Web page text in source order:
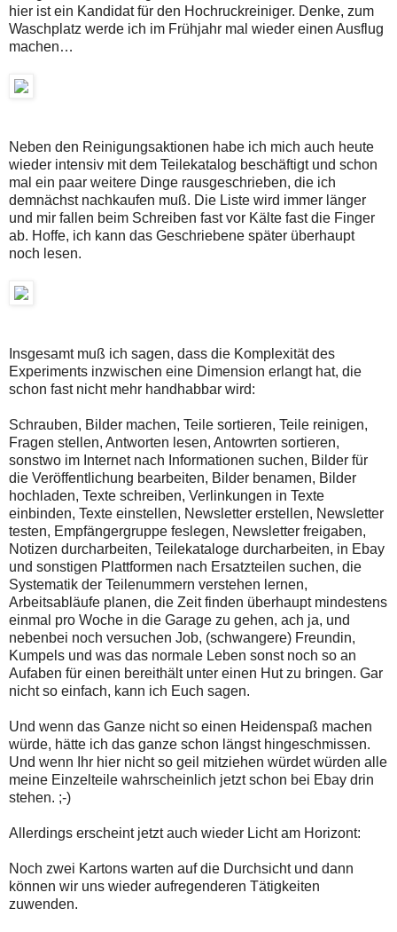
hier ist ein Kandidat für den Hochruckreiniger. Denke, zum
Waschplatz werde ich im Frühjahr mal wieder einen Ausflug
machen…
Neben den Reinigungsaktionen habe ich mich auch heute
wieder intensiv mit dem Teilekatalog beschäftigt und schon
mal ein paar weitere Dinge rausgeschrieben, die ich
demnächst nachkaufen muß. Die Liste wird immer länger
und mir fallen beim Schreiben fast vor Kälte fast die Finger
ab. Hoffe, ich kann das Geschriebene später überhaupt
noch lesen.
Insgesamt muß ich sagen, dass die Komplexität des
Experiments inzwischen eine Dimension erlangt hat, die
schon fast nicht mehr handhabbar wird:
Schrauben, Bilder machen, Teile sortieren, Teile reinigen,
Fragen stellen, Antworten lesen, Antowrten sortieren,
sonstwo im Internet nach Informationen suchen, Bilder für
die Veröffentlichung bearbeiten, Bilder benamen, Bilder
hochladen, Texte schreiben, Verlinkungen in Texte
einbinden, Texte einstellen, Newsletter erstellen, Newsletter
testen, Empfängergruppe feslegen, Newsletter freigaben,
Notizen durcharbeiten, Teilekataloge durcharbeiten, in Ebay
und sonstigen Plattformen nach Ersatzteilen suchen, die
Systematik der Teilenummern verstehen lernen,
Arbeitsabläufe planen, die Zeit finden überhaupt mindestens
einmal pro Woche in die Garage zu gehen, ach ja, und
nebenbei noch versuchen Job, (schwangere) Freundin,
Kumpels und was das normale Leben sonst noch so an
Aufaben für einen bereithält unter einen Hut zu bringen. Gar
nicht so einfach, kann ich Euch sagen.
Und wenn das Ganze nicht so einen Heidenspaß machen
würde, hätte ich das ganze schon längst hingeschmissen.
Und wenn Ihr hier nicht so geil mitziehen würdet würden alle
meine Einzelteile wahrscheinlich jetzt schon bei Ebay drin
stehen. ;-)
Allerdings erscheint jetzt auch wieder Licht am Horizont:
Noch zwei Kartons warten auf die Durchsicht und dann
können wir uns wieder aufregenderen Tätigkeiten
zuwenden.